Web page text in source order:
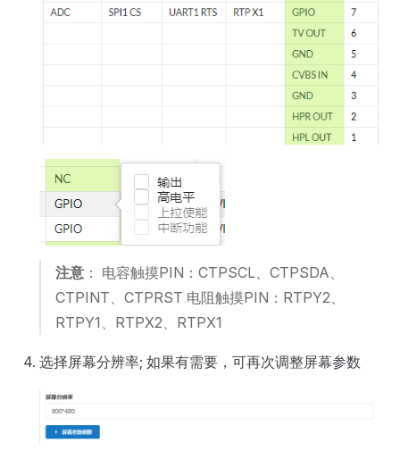
注意 ： 电容触摸PIN：CTPSCL、CTPSDA、
CTPINT、CTPRST 电阻触摸PIN：RTPY2、
RTPY1、RTPX2、RTPX1
选择屏幕分辨率; 如果有需要，可再次调整屏幕参数